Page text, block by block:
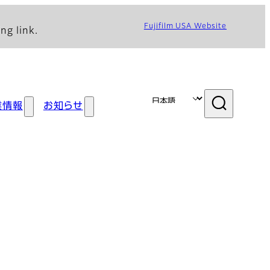
link. Fujifilm USA Website
報 お知らせ